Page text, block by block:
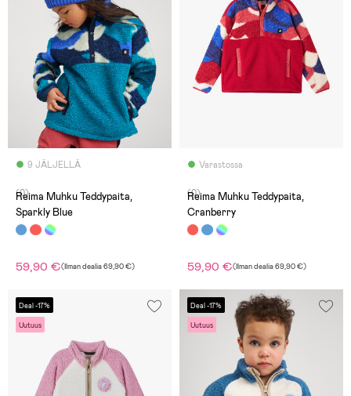
9 JÄLJELLÄ
(0)
Reima Muhku Teddypaita,
Sparkly Blue
59,90 €(Ilman dealia69,90 €)
Varastossa
(0)
Reima Muhku Teddypaita,
Cranberry
59,90 €(Ilman dealia69,90 €)
Deal -17%
Uutuus
Deal -17%
Uutuus